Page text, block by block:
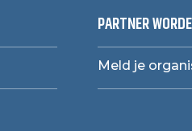
PARTNER
Meld je